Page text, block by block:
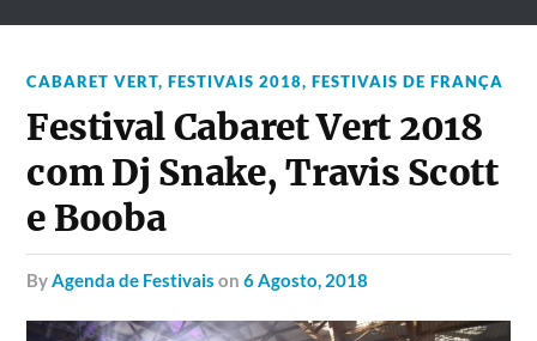
CABARET VERT,FESTIVAIS 2018,FESTIVAIS DE FRANÇA
Festival Cabaret Vert 2018
com Dj Snake, Travis Scott
e Booba
byAgenda de Festivais on6 Agosto, 2018